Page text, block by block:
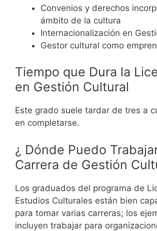
Convenios y derechos
ámbito de la cultura
Internacionalización en
Gestor cultural como
Tiempo que Dura la
en Gestión Cultural
Este grado suele tardar de tres a
en completarse.
¿ Dónde Puedo
Carrera de Gestión
Los graduados del programa de
Estudios Culturales están bien
para tomar varias carreras; los
incluyen trabajar para